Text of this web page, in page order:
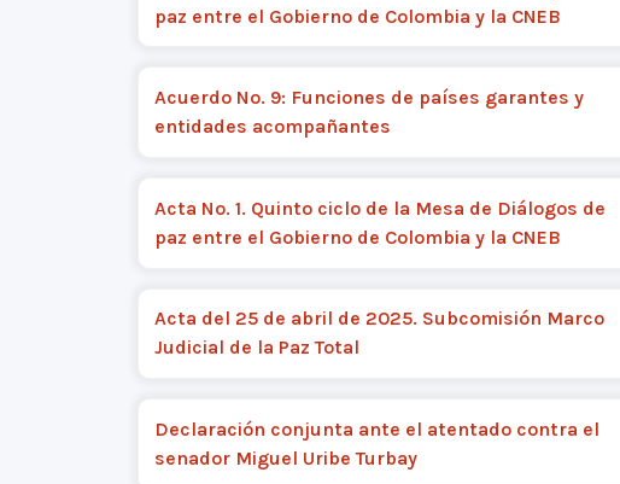
paz entre el Gobierno de Colombia y la CNEB
Acuerdo No. 9: Funciones de países garantes y
entidades acompañantes
Acta No. 1. Quinto ciclo de la Mesa de Diálogos de
paz entre el Gobierno de Colombia y la CNEB
Acta del 25 de abril de 2025. Subcomisión Marco
Judicial de la Paz Total
Declaración conjunta ante el atentado contra el
senador Miguel Uribe Turbay